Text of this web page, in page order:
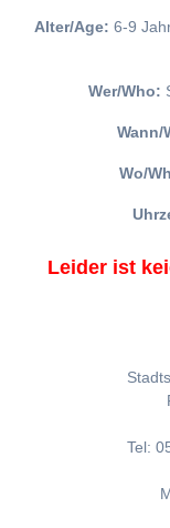
Alter/Age: 6-9
Wer/Who:
Wann/
Wo/
Leider ist
Tel: